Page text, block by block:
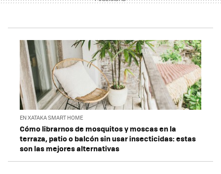
EN XATAKA SMART HOME
Cómo librarnos de mosquitos y moscas en la
terraza, patio o balcón sin usar insecticidas: estas
son las mejores alternativas